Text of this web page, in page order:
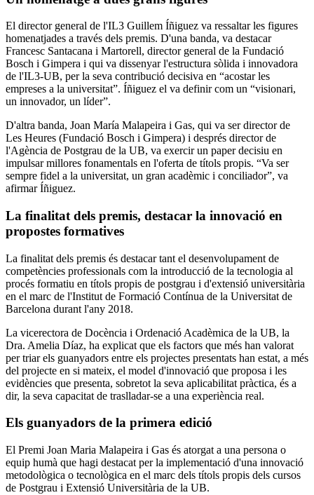
El director general de l'IL3 Guillem Íñiguez va ressaltar les figures
homenatjades a través dels premis. D'una banda, va destacar
Francesc Santacana i Martorell, director general de la Fundació
Bosch i Gimpera i qui va dissenyar l'estructura sòlida i innovadora
de l'IL3-UB, per la seva contribució decisiva en “acostar les
empreses a la universitat”. Íñiguez el va definir com un “visionari,
un innovador, un líder”.
D'altra banda, Joan María Malapeira i Gas, qui va ser director de
Les Heures (Fundació Bosch i Gimpera) i després director de
l'Agència de Postgrau de la UB, va exercir un paper decisiu en
impulsar millores fonamentals en l'oferta de títols propis. “Va ser
sempre fidel a la universitat, un gran acadèmic i conciliador”, va
afirmar Íñiguez.
La finalitat dels premis, destacar la innovació en
propostes formatives
La finalitat dels premis és destacar tant el desenvolupament de
competències professionals com la introducció de la tecnologia al
procés formatiu en títols propis de postgrau i d'extensió universitària
en el marc de l'Institut de Formació Contínua de la Universitat de
Barcelona durant l'any 2018.
La vicerectora de Docència i Ordenació Acadèmica de la UB, la
Dra. Amelia Díaz, ha explicat que els factors que més han valorat
per triar els guanyadors entre els projectes presentats han estat, a més
del projecte en si mateix, el model d'innovació que proposa i les
evidències que presenta, sobretot la seva aplicabilitat pràctica, és a
dir, la seva capacitat de traslladar-se a una experiència real.
Els guanyadors de la primera edició
El Premi Joan Maria Malapeira i Gas és atorgat a una persona o
equip humà que hagi destacat per la implementació d'una innovació
metodològica o tecnològica en el marc dels títols propis dels cursos
de Postgrau i Extensió Universitària de la UB.